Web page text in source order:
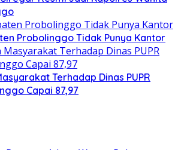
Probolinggo Tidak Punya Kantor
Terhadap Dinas PUPR
Capai 87,97